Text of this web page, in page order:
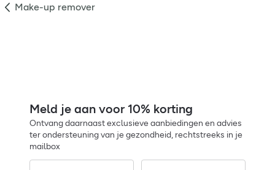
Make-up remover
Meld je aan voor 10% korting
Ontvang daarnaast exclusieve aanbiedingen en advies
ter ondersteuning van je gezondheid, rechtstreeks in je
mailbox